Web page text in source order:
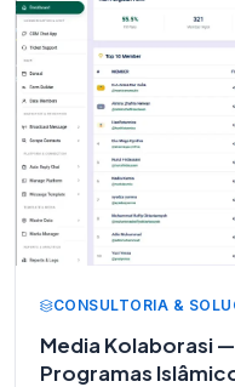
CONSULTORIA &
Media Kolaborasi
Programas